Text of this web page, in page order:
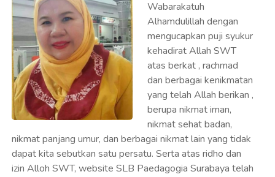
Wabarakatuh
Alhamdulillah dengan
mengucapkan puji syukur
kehadirat Allah SWT
atas berkat , rachmad
dan berbagai kenikmatan
yang telah Allah berikan ,
berupa nikmat iman,
nikmat sehat badan,
nikmat panjang umur, dan berbagai nikmat lain yang tidak
dapat kita sebutkan satu persatu. Serta atas ridho dan
izin Alloh SWT, website SLB Paedagogia Surabaya telah